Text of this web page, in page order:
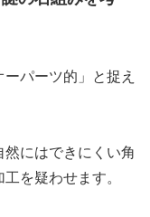
パーツ的」と捉え
にはできにくい角
を疑わせます。